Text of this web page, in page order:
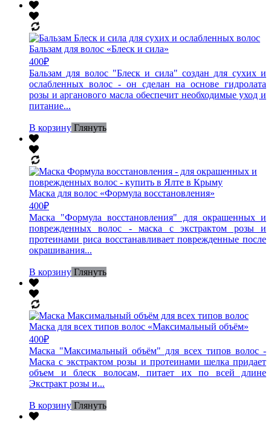
Бальзам для волос «Блеск и сила»
400₽
Бальзам для волос "Блеск и сила" создан для сухих и
ослабленных волос - он сделан на основе гидролата
розы и арганового масла обеспечит необходимые уход и
питание...
В корзину Глянуть
Маска для волос «Формула восстановления»
400₽
Маска "Формула восстановления" для окрашенных и
поврежденных волос - маска с экстрактом розы и
протеинами риса восстанавливает поврежденные после
окрашивания...
В корзину Глянуть
Маска для всех типов волос «Максимальный объём»
400₽
Маска "Максимальный объём" для всех типов волос -
Маска с экстрактом розы и протеинами шелка придает
объем и блеск волосам, питает их по всей длине
Экстракт розы и...
В корзину Глянуть